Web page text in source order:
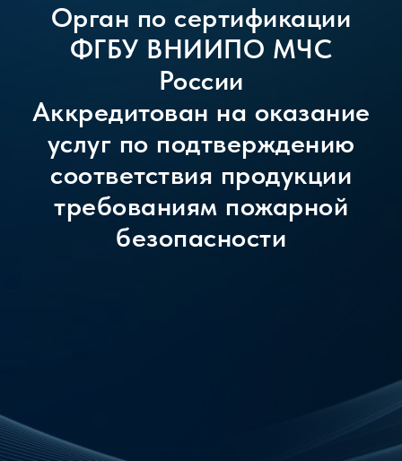
Орган по сертификации
ФГБУ ВНИИПО МЧС
России
Аккредитован на оказание
услуг по подтверждению
соответствия продукции
требованиям пожарной
безопасности